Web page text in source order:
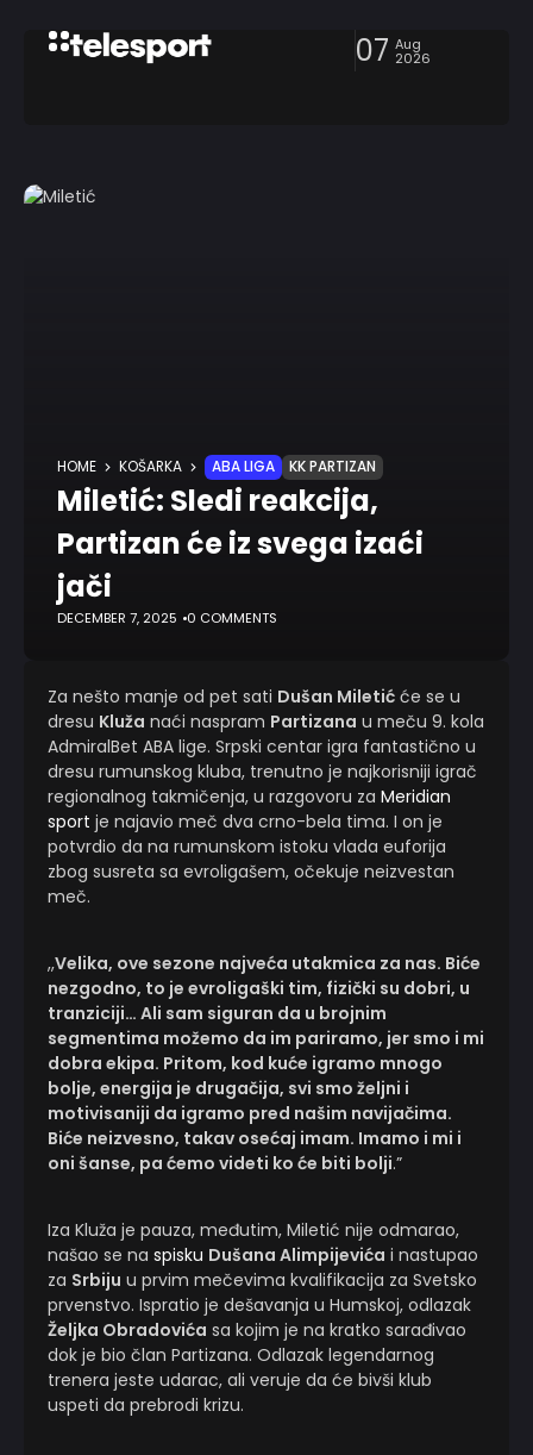
07 Aug
2026
HOME KOŠARKA ABA LIGA KK PARTIZAN
Miletić: Sledi reakcija,
Partizan će iz svega izaći
jači
DECEMBER 7, 2025 0 COMMENTS
Za nešto manje od pet sati Dušan Miletić će se u
dresu Kluža naći naspram Partizana u meču 9. kola
AdmiralBet ABA lige. Srpski centar igra fantastično u
dresu rumunskog kluba, trenutno je najkorisniji igrač
regionalnog takmičenja, u razgovoru za Meridian
sport je najavio meč dva crno-bela tima. I on je
potvrdio da na rumunskom istoku vlada euforija
zbog susreta sa evroligašem, očekuje neizvestan
meč.
,,Velika, ove sezone najveća utakmica za nas. Biće
nezgodno, to je evroligaški tim, fizički su dobri, u
tranziciji… Ali sam siguran da u brojnim
segmentima možemo da im pariramo, jer smo i mi
dobra ekipa. Pritom, kod kuće igramo mnogo
bolje, energija je drugačija, svi smo željni i
motivisaniji da igramo pred našim navijačima.
Biće neizvesno, takav osećaj imam. Imamo i mi i
oni šanse, pa ćemo videti ko će biti bolji.”
Iza Kluža je pauza, međutim, Miletić nije odmarao,
našao se na spisku Dušana Alimpijevića i nastupao
za Srbiju u prvim mečevima kvalifikacija za Svetsko
prvenstvo. Ispratio je dešavanja u Humskoj, odlazak
Željka Obradovića sa kojim je na kratko sarađivao
dok je bio član Partizana. Odlazak legendarnog
trenera jeste udarac, ali veruje da će bivši klub
uspeti da prebrodi krizu.